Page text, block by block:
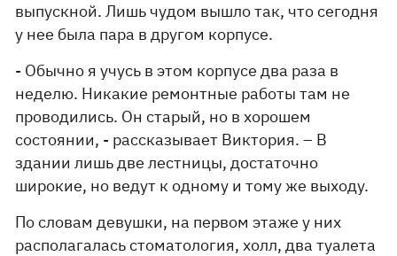
выпускной. Лишь чудом вышло так, что сегодня
у нее была пара в другом корпусе.
- Обычно я учусь в этом корпусе два раза в
неделю. Никакие ремонтные работы там не
проводились. Он старый, но в хорошем
состоянии, - рассказывает Виктория. – В
здании лишь две лестницы, достаточно
широкие, но ведут к одному и тому же выходу.
По словам девушки, на первом этаже у них
располагалась стоматология, холл, два туалета